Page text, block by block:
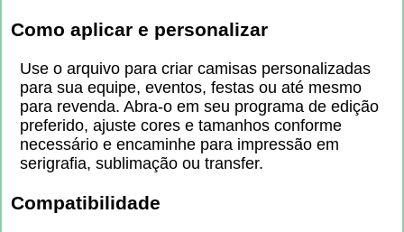
Como aplicar e personalizar
Use o arquivo para criar camisas personalizadas
para sua equipe, eventos, festas ou até mesmo
para revenda. Abra-o em seu programa de edição
preferido, ajuste cores e tamanhos conforme
necessário e encaminhe para impressão em
serigrafia, sublimação ou transfer.
Compatibilidade